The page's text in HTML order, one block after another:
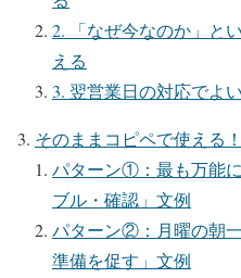
2. 「なぜ今なのか」と
える
3. 翌営業日の対応でよ
そのままコピペで使える
パターン①：最も万能
ブル・確認」文例
パターン②：月曜の朝
準備を促す」文例